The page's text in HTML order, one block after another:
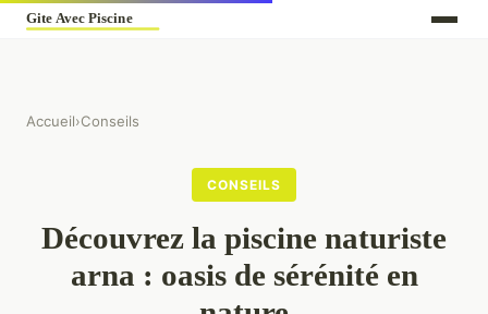
Accueil›Conseils
CONSEILS
Découvrez la piscine naturiste
arna : oasis de sérénité en